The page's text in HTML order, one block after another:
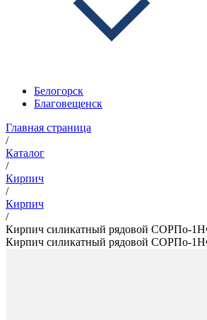
Белогорск
Благовещенск
Главная страница
/
Каталог
/
Кирпич
/
Кирпич
/
Кирпич силикатный рядовой СОРПо-
Кирпич силикатный рядовой СОРПо-